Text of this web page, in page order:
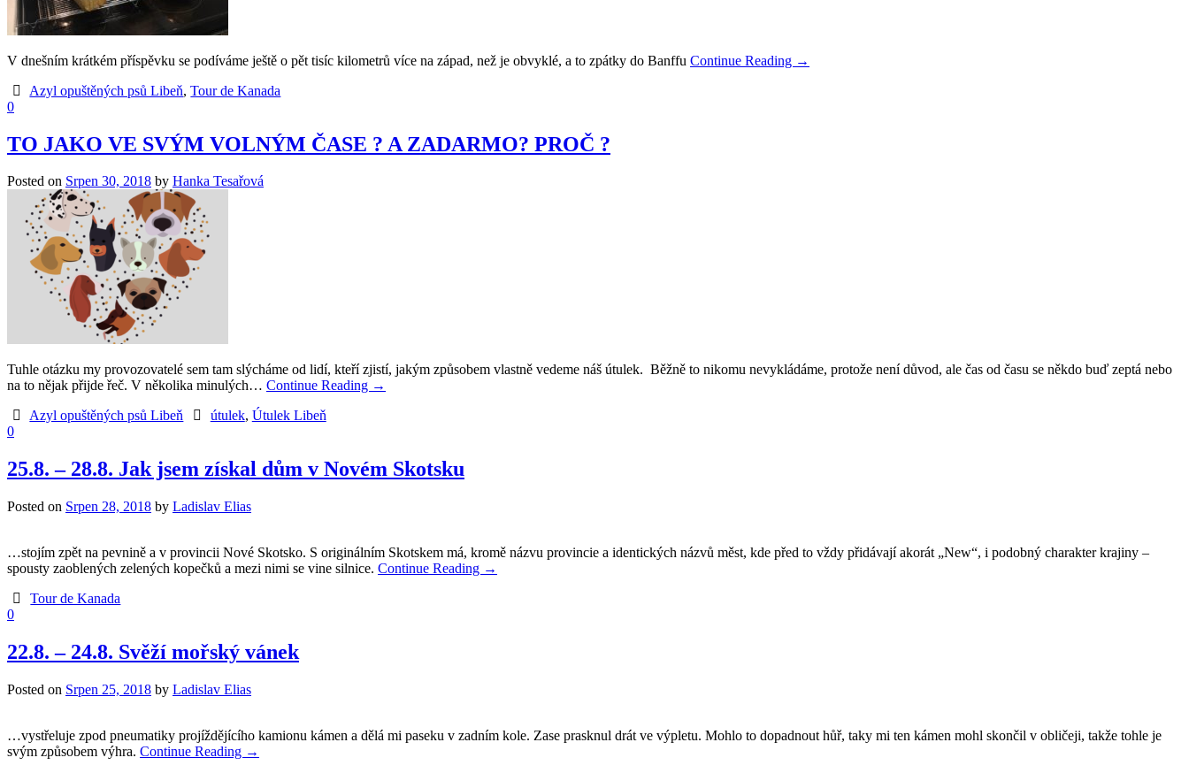
V dnešním krátkém příspěvku se podíváme ještě o pět tisíc kilometrů více na západ, než je obvyklé, a to zpátky do Banffu Continue Reading →
Azyl opuštěných psů Libeň,Tour de Kanada
0
TO JAKO VE SVÝM VOLNÝM ČASE ? A ZADARMO? PROČ ?
Posted on Srpen 30, 2018 by Hanka Tesařová
Tuhle otázku my provozovatelé sem tam slýcháme od lidí, kteří zjistí, jakým způsobem vlastně vedeme náš útulek. Běžně to nikomu nevykládáme, protože není důvod, ale čas od času se někdo buď zeptá nebo
na to nějak přijde řeč. V několika minulých… Continue Reading →
Azyl opuštěných psů Libeň
útulek, Útulek Libeň
0
25.8. – 28.8. Jak jsem získal dům v Novém Skotsku
Posted on Srpen 28, 2018 by Ladislav Elias
…stojím zpět na pevnině a v provincii Nové Skotsko. S originálním Skotskem má, kromě názvu provincie a identických názvů měst, kde před to vždy přidávají akorát „New“, i podobný charakter krajiny –
spousty zaoblených zelených kopečků a mezi nimi se vine silnice. Continue Reading →
Tour de Kanada
0
22.8. – 24.8. Svěží mořský vánek
Posted on Srpen 25, 2018 by Ladislav Elias
…vystřeluje zpod pneumatiky projíždějícího kamionu kámen a dělá mi paseku v zadním kole. Zase prasknul drát ve výpletu. Mohlo to dopadnout hůř, taky mi ten kámen mohl skončil v obličeji, takže tohle je
svým způsobem výhra. Continue Reading →